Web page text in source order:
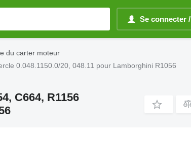
Se connecter
du carter moteur
0.048.1150.0/20, 048.11 pour Lamborghini R1056
C664, R1156